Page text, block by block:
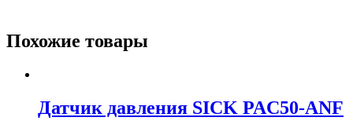
Похожие товары
Датчик давления SICK PAC50-ANF